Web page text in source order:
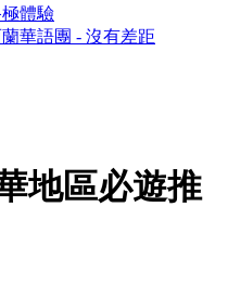
體驗
華語團 - 沒有差距
地區必遊推